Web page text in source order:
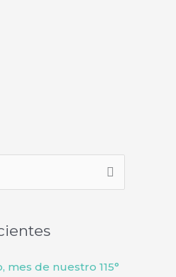
mes de nuestro 115°